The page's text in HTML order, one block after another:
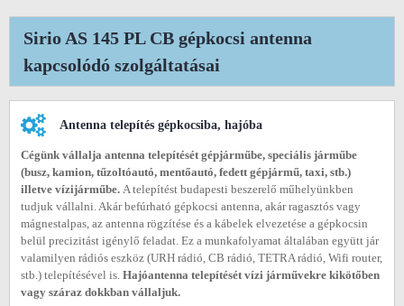
Sirio AS 145 PL CB gépkocsi antenna
kapcsolódó szolgáltatásai
Antenna telepítés gépkocsiba, hajóba
Cégünk vállalja antenna telepítését gépjárműbe, speciális járműbe
(busz, kamion, tűzoltóautó, mentőautó, fedett gépjármű, taxi, stb.)
illetve vízijárműbe. A telepítést budapesti beszerelő műhelyünkben
tudjuk vállalni. Akár befúrható gépkocsi antenna, akár ragasztós vagy
mágnestalpas, az antenna rögzítése és a kábelek elvezetése a gépkocsin
belül precizitást igénylő feladat. Ez a munkafolyamat általában együtt jár
valamilyen rádiós eszköz (URH rádió, CB rádió, TETRA rádió, Wifi router,
stb.) telepítésével is. Hajóantenna telepítését vízi járművekre kikötőben
vagy száraz dokkban vállaljuk.